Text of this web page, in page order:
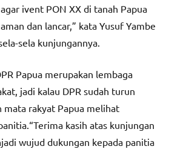
ivent PON XX di tanah Papua
dan lancar,” kata Yusuf Yambe
sela kunjungannya.
Papua merupakan lembaga
jadi kalau DPR sudah turun
mata rakyat Papua melihat
kasih atas kunjungan
wujud dukungan kepada panitia